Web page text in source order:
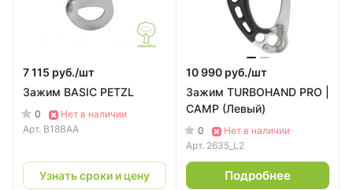
7 115 руб./шт
Зажим BASIC PETZL
0
Нет в наличии
Арт. B18BAA
Узнать сроки и цену
10 990 руб./шт
Зажим TURBOHAND PRO |
CAMP (Левый)
0
Нет в наличии
Арт. 2635_L2
Подробнее